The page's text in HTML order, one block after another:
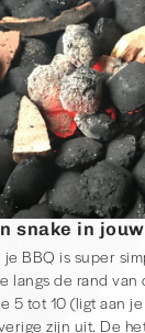
snake in jouw
BBQ is super
langs de rand van
5 tot 10 (ligt aan
zijn uit. De